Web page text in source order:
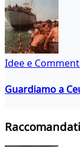
Idee e
Guardiamo a